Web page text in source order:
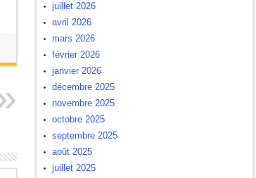
juillet 2026
avril 2026
mars 2026
février 2026
janvier 2026
décembre 2025
novembre 2025
octobre 2025
septembre 2025
août 2025
juillet 2025